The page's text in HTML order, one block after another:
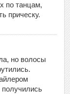
по танцам,
прическу.
но волосы
получились